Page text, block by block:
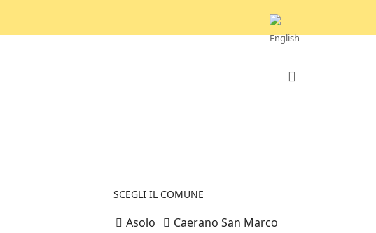
SCEGLI IL COMUNE
Asolo
Caerano San Marco